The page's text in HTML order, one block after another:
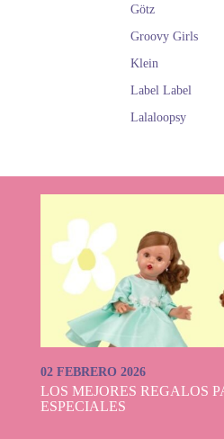
Götz
Groovy Girls
Klein
Label Label
Lalaloopsy
02 FEBRERO 2026
LOS MEJORES REGALOS
ESPECIALES